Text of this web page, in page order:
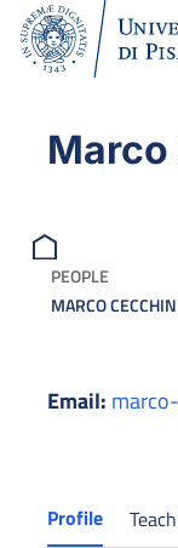
PEOPLE
MARCO
Email:
Profile